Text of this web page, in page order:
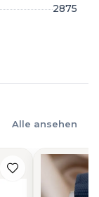
2875
Alle ansehen